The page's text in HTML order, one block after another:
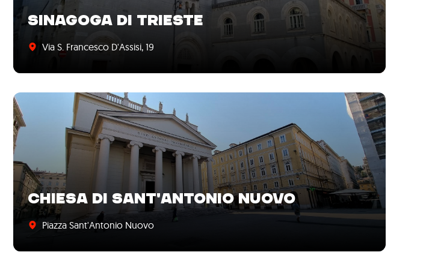
SINAGOGA DI TRIESTE
Via S. Francesco D'Assisi, 19
CHIESA DI SANT'ANTONIO NUOVO
Piazza Sant'Antonio Nuovo